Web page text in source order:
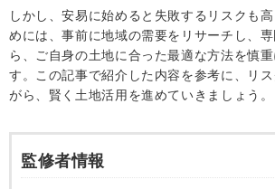
しかし、安易に始めると失敗するリスクも
めには、事前に地域の需要をリサーチし、
ら、ご自身の土地に合った最適な方法を慎
す。この記事で紹介した内容を参考に、リ
がら、賢く土地活用を進めていきましょう。
監修者情報